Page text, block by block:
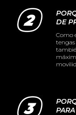
DE
Como
tengas